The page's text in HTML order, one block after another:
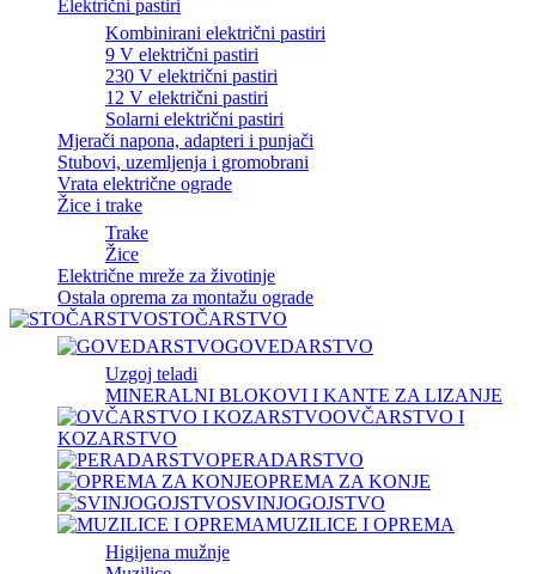
Električni pastiri
Kombinirani električni pastiri
9 V električni pastiri
230 V električni pastiri
12 V električni pastiri
Solarni električni pastiri
Mjerači napona, adapteri i punjači
Stubovi, uzemljenja i gromobrani
Vrata električne ograde
Žice i trake
Trake
Žice
Električne mreže za životinje
Ostala oprema za montažu ograde
STOČARSTVO
GOVEDARSTVO
Uzgoj teladi
MINERALNI BLOKOVI I KANTE ZA LIZANJE
OVČARSTVO I
KOZARSTVO
PERADARSTVO
OPREMA ZA KONJE
SVINJOGOJSTVO
MUZILICE I OPREMA
Higijena mužnje